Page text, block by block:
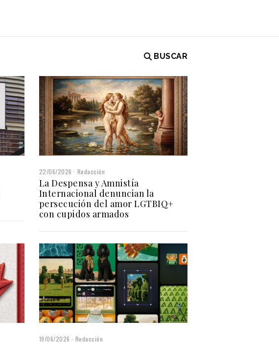
BUSCAR
22/06/2026 Redacción
La Despensa y Amnistía
Internacional denuncian la
persecución del amor LGTBIQ+
con cupidos armados
19/06/2026 Redacción